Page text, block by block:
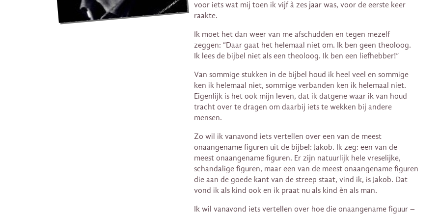
voor iets wat mij toen ik vijf à zes jaar was, voor de eerste keer
raakte.
Ik moet het dan weer van me afschudden en tegen mezelf
zeggen: “Daar gaat het helemaal niet om. Ik ben geen theoloog.
Ik lees de bijbel niet als een theoloog. Ik ben een liefhebber!”
Van sommige stukken in de bijbel houd ik heel veel en sommige
ken ik helemaal niet, sommige verbanden ken ik helemaal niet.
Eigenlijk is het ook mijn leven, dat ik datgene waar ik van houd
tracht over te dragen om daarbij iets te wekken bij andere
mensen.
Zo wil ik vanavond iets vertellen over een van de meest
onaangename figuren uit de bijbel: Jakob. Ik zeg: een van de
meest onaangename figuren. Er zijn natuurlijk hele vreselijke,
schandalige figuren, maar een van de meest onaangename figuren
die aan de goede kant van de streep staat, vind ik, is Jakob. Dat
vond ik als kind ook en ik praat nu als kind èn als man.
Ik wil vanavond iets vertellen over hoe die onaangename figuur –